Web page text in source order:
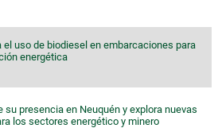
el uso de biodiesel en embarcaciones para
energética
su presencia en Neuquén y explora nuevas
los sectores energético y minero